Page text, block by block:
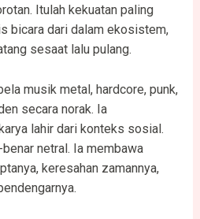
Itulah kekuatan paling
bicara dari dalam ekosistem,
sesaat lalu pulang.
musik metal, hardcore, punk,
secara norak. Ia
lahir dari konteks sosial.
netral. Ia membawa
keresahan zamannya,